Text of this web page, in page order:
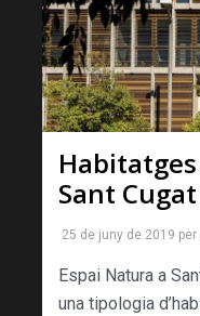
Sant
25 de juny de 2019 per
Espai Natura a
una tipologia